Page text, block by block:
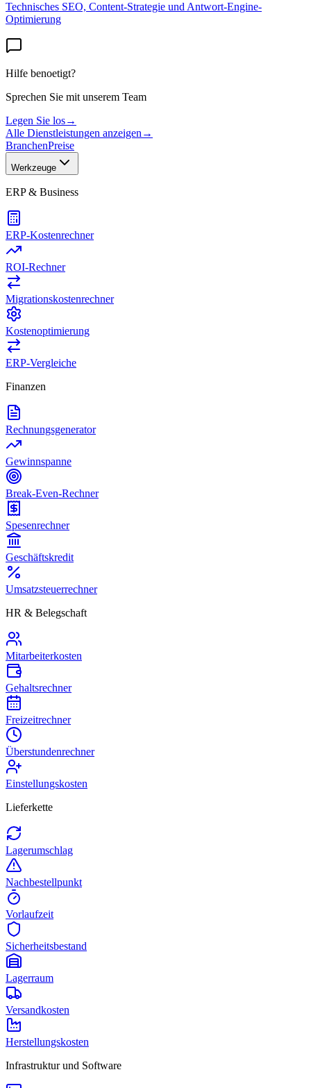
Technisches SEO, Content-Strategie und Antwort-Engine-
Optimierung
Hilfe benoetigt?
Sprechen Sie mit unserem Team
Legen Sie los→
Alle Dienstleistungen anzeigen →
BranchenPreise
Werkzeuge
ERP & Business
ERP-Kostenrechner
ROI-Rechner
Migrationskostenrechner
Kostenoptimierung
ERP-Vergleiche
Finanzen
Rechnungsgenerator
Gewinnspanne
Break-Even-Rechner
Spesenrechner
Geschäftskredit
Umsatzsteuerrechner
HR & Belegschaft
Mitarbeiterkosten
Gehaltsrechner
Freizeitrechner
Überstundenrechner
Einstellungskosten
Lieferkette
Lagerumschlag
Nachbestellpunkt
Vorlaufzeit
Sicherheitsbestand
Lagerraum
Versandkosten
Herstellungskosten
Infrastruktur und Software